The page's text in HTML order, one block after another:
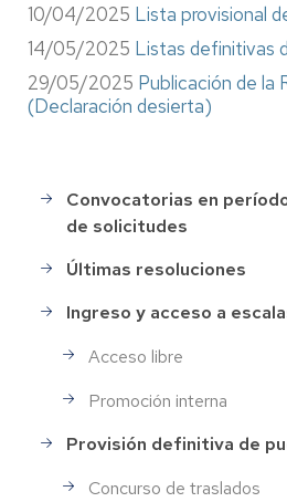
10/04/2025 Lista provisional
14/05/2025 Listas definitivas
29/05/2025 Publicación de la
(Declaración desierta)
Selección
de
Personal
Convocatorias en
de solicitudes
Últimas resoluciones
Ingreso y acceso a
Acceso libre
Promoción interna
Provisión definitiva de
Concurso de traslados